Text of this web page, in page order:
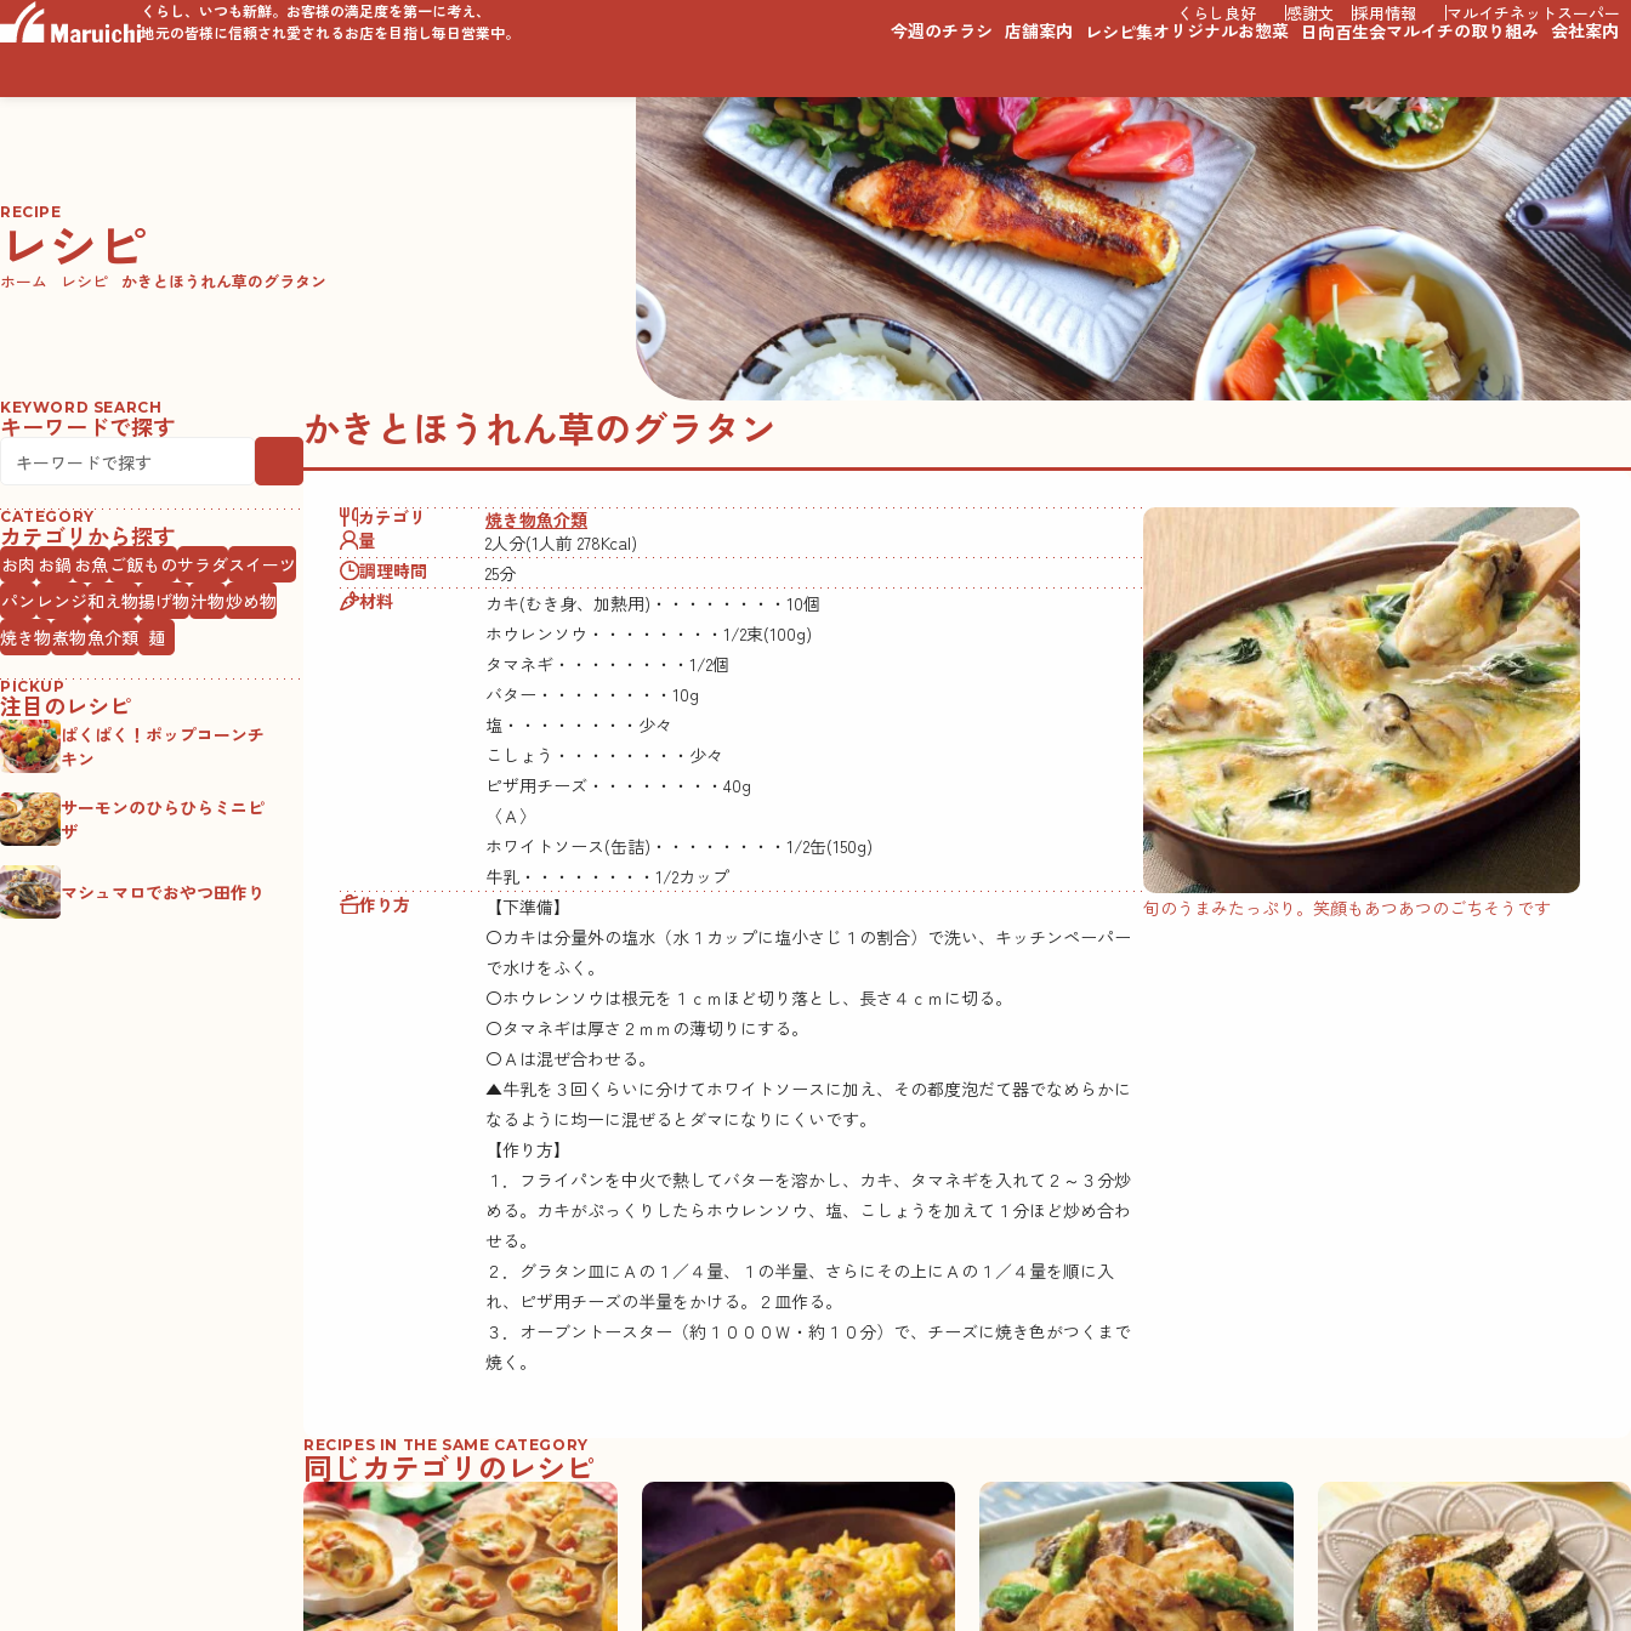
くらし、いつも新鮮。お客様の満足度を第一に考え、
地元の皆様に信頼され愛されるお店を目指し毎日営業中。
くらし良好 感謝文 採用情報 マルイチネットスーパー
今週のチラシ 店舗案内 レシピ集オリジナルお惣菜 日向百生会マルイチの取り組み 会社案内
RECIPE
レシピ
ホーム レシピ かきとほうれん草のグラタン
KEYWORD SEARCH
キーワードで探す
CATEGORY
カテゴリから探す
お肉 お鍋 お魚ご飯ものサラダスイーツ
パン レンジ和え物揚げ物汁物炒め物
焼き物煮物魚介類 麺
PICKUP
注目のレシピ
ぱくぱく！ポップコーンチ
キン
サーモンのひらひらミニピ
ザ
マシュマロでおやつ田作り
かきとほうれん草のグラタン
カテゴリ 焼き物魚介類
量
2人分(1人前 278Kcal)
調理時間
25分
材料
カキ(むき身、加熱用)・・・・・・・・10個
ホウレンソウ・・・・・・・・1/2束(100g)
タマネギ・・・・・・・・1/2個
バター・・・・・・・・10g
塩・・・・・・・・少々
こしょう・・・・・・・・少々
ピザ用チーズ・・・・・・・・40g
〈Ａ〉
ホワイトソース(缶詰)・・・・・・・・1/2缶(150g)
牛乳・・・・・・・・1/2カップ
作り方
【下準備】
〇カキは分量外の塩水（水１カップに塩小さじ１の割合）で洗い、キッチンペーパー
で水けをふく。
〇ホウレンソウは根元を１ｃｍほど切り落とし、長さ４ｃｍに切る。
〇タマネギは厚さ２ｍｍの薄切りにする。
〇Ａは混ぜ合わせる。
▲牛乳を３回くらいに分けてホワイトソースに加え、その都度泡だて器でなめらかに
なるように均一に混ぜるとダマになりにくいです。
【作り方】
１．フライパンを中火で熱してバターを溶かし、カキ、タマネギを入れて２～３分炒
める。カキがぷっくりしたらホウレンソウ、塩、こしょうを加えて１分ほど炒め合わ
せる。
２．グラタン皿にＡの１／４量、１の半量、さらにその上にＡの１／４量を順に入
れ、ピザ用チーズの半量をかける。２皿作る。
３．オーブントースター（約１０００Ｗ・約１０分）で、チーズに焼き色がつくまで
焼く。
旬のうまみたっぷり。笑顔もあつあつのごちそうです
RECIPES IN THE SAME CATEGORY
同じカテゴリのレシピ